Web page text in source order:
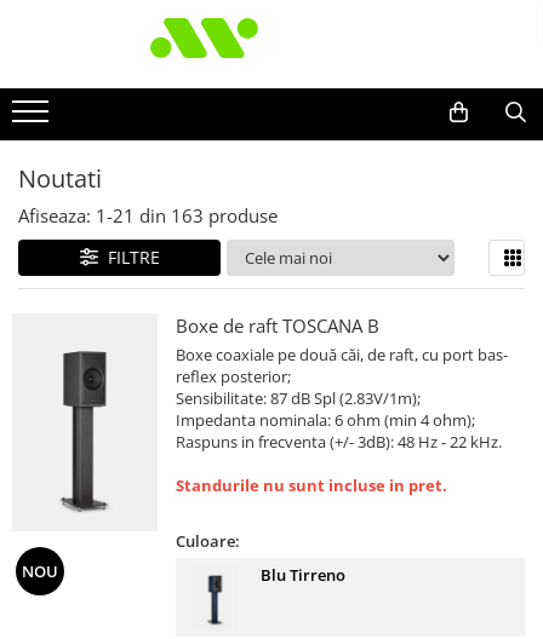
Noutati
Afiseaza: 1-21 din 163 produse
FILTRE
NOU
Boxe de raft TOSCANA B
Boxe coaxiale pe două căi, de raft, cu port bas-
reflex posterior;
Sensibilitate: 87 dB Spl (2.83V/1m);
Impedanta nominala: 6 ohm (min 4 ohm);
Raspuns in frecventa (+/- 3dB): 48 Hz - 22 kHz.
Standurile nu sunt incluse in pret.
Culoare:
Blu Tirreno